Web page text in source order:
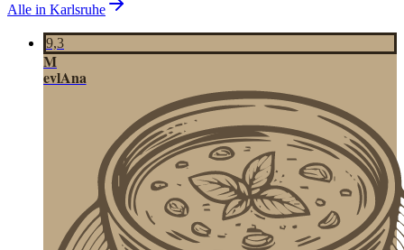
Alle in Karlsruhe
9,3
M
evlAna